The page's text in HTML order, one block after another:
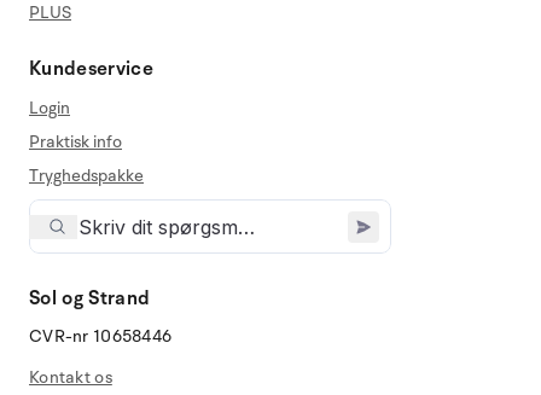
PLUS
Kundeservice
Login
Praktisk info
Tryghedspakke
Sol og Strand
CVR-nr 10658446
Kontakt os